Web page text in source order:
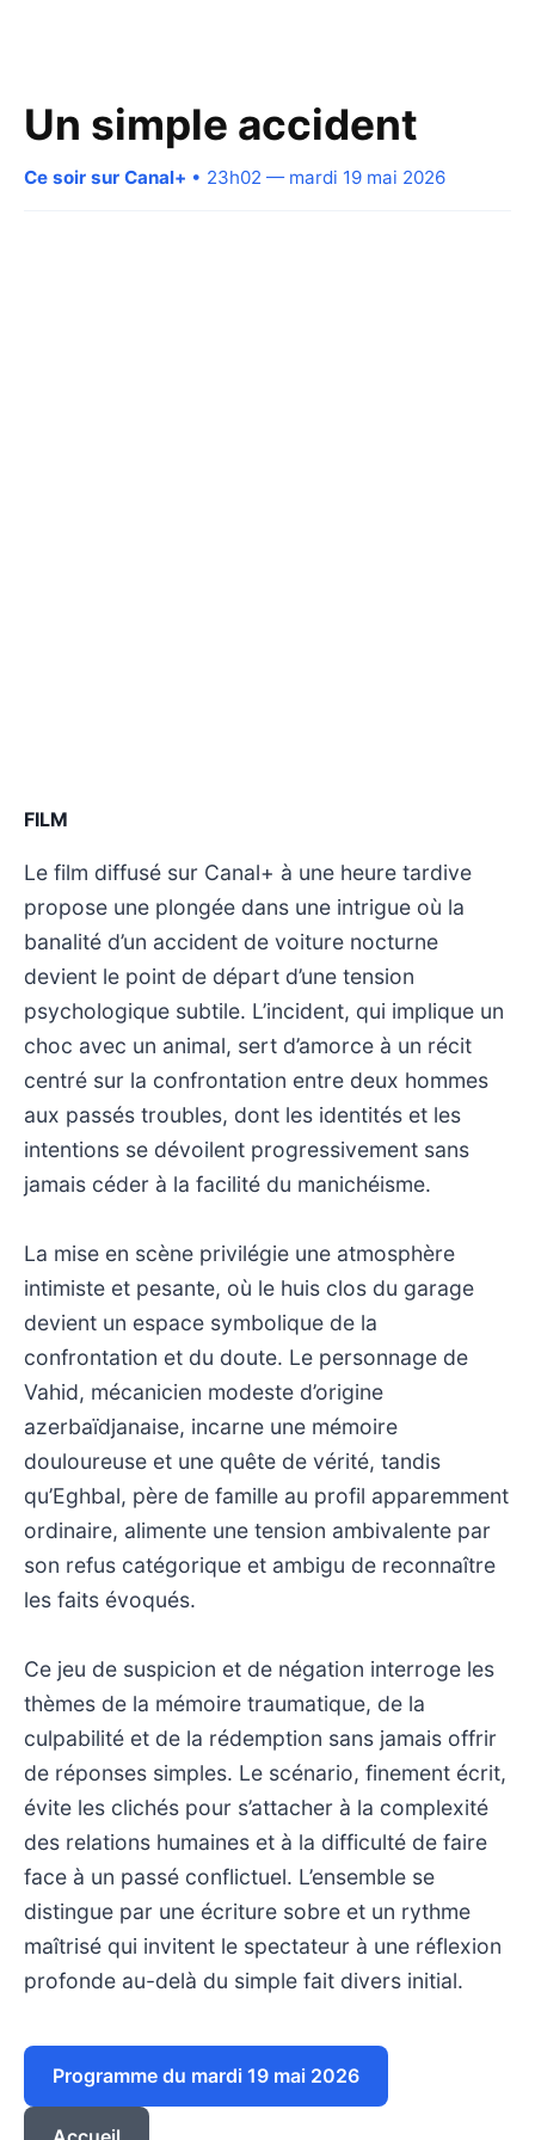
Un simple accident
Ce soir sur Canal+ • 23h02 — mardi 19 mai 2026
FILM
Le film diffusé sur Canal+ à une heure tardive
propose une plongée dans une intrigue où la
banalité d’un accident de voiture nocturne
devient le point de départ d’une tension
psychologique subtile. L’incident, qui implique un
choc avec un animal, sert d’amorce à un récit
centré sur la confrontation entre deux hommes
aux passés troubles, dont les identités et les
intentions se dévoilent progressivement sans
jamais céder à la facilité du manichéisme.
La mise en scène privilégie une atmosphère
intimiste et pesante, où le huis clos du garage
devient un espace symbolique de la
confrontation et du doute. Le personnage de
Vahid, mécanicien modeste d’origine
azerbaïdjanaise, incarne une mémoire
douloureuse et une quête de vérité, tandis
qu’Eghbal, père de famille au profil apparemment
ordinaire, alimente une tension ambivalente par
son refus catégorique et ambigu de reconnaître
les faits évoqués.
Ce jeu de suspicion et de négation interroge les
thèmes de la mémoire traumatique, de la
culpabilité et de la rédemption sans jamais offrir
de réponses simples. Le scénario, finement écrit,
évite les clichés pour s’attacher à la complexité
des relations humaines et à la difficulté de faire
face à un passé conflictuel. L’ensemble se
distingue par une écriture sobre et un rythme
maîtrisé qui invitent le spectateur à une réflexion
profonde au-delà du simple fait divers initial.
Programme du mardi 19 mai 2026